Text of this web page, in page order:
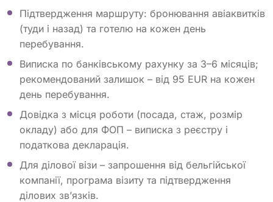
Підтвердження маршруту: бронювання авіаквитків
(туди і назад) та готелю на кожен день
перебування.
Виписка по банківському рахунку за 3–6 місяців;
рекомендований залишок – від 95 EUR на кожен
день перебування.
Довідка з місця роботи (посада, стаж, розмір
окладу) або для ФОП – виписка з реєстру і
податкова декларація.
Для ділової візи – запрошення від бельгійської
компанії, програма візиту та підтвердження
ділових зв’язків.